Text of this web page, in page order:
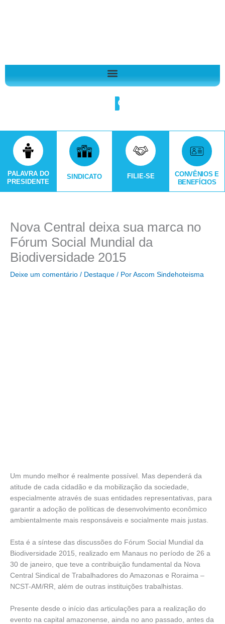
Search
PALAVRA DO
PRESIDENTE
SINDICATO FILIE-SE
CONVÊNIOS E
BENEFÍCIOS
Nova Central deixa sua marca no
Fórum Social Mundial da
Biodiversidade 2015
Deixe um comentário / Destaque / Por Ascom Sindehoteisma
Um mundo melhor é realmente possível. Mas dependerá da
atitude de cada cidadão e da mobilização da sociedade,
especialmente através de suas entidades representativas, para
garantir a adoção de políticas de desenvolvimento econômico
ambientalmente mais responsáveis e socialmente mais justas.
Esta é a síntese das discussões do Fórum Social Mundial da
Biodiversidade 2015, realizado em Manaus no período de 26 a
30 de janeiro, que teve a contribuição fundamental da Nova
Central Sindical de Trabalhadores do Amazonas e Roraima –
NCST-AM/RR, além de outras instituições trabalhistas.
Presente desde o início das articulações para a realização do
evento na capital amazonense, ainda no ano passado, antes da
o